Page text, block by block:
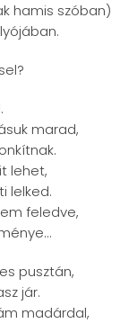
hamis szóban)
marad,
lehet,
lelked.
feledve,
pusztán,
jár.
madárdal,